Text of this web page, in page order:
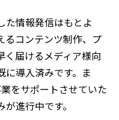
た情報発信はもとよ
るコンテンツ制作、プ
く届けるメディア様向
に導入済みです。ま
をサポートさせていた
進行中です。